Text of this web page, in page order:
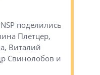
поделились
Плетцер,
Виталий
Свинолобов и